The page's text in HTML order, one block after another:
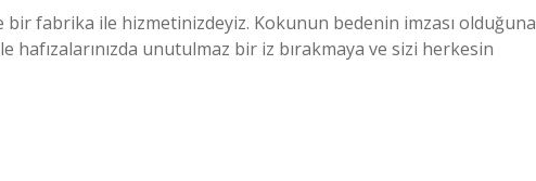
bir fabrika ile hizmetinizdeyiz. Kokunun bedenin imzası olduğuna
hafızalarınızda unutulmaz bir iz bırakmaya ve sizi herkesin